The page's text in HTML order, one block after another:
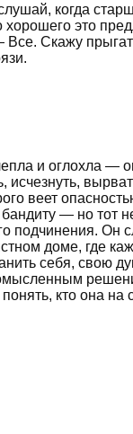
когда
это
Все. Скажу
и оглохла —
веет
бандиту — но тот
подчинения. Он
доме, где
себя, свою
кто она на